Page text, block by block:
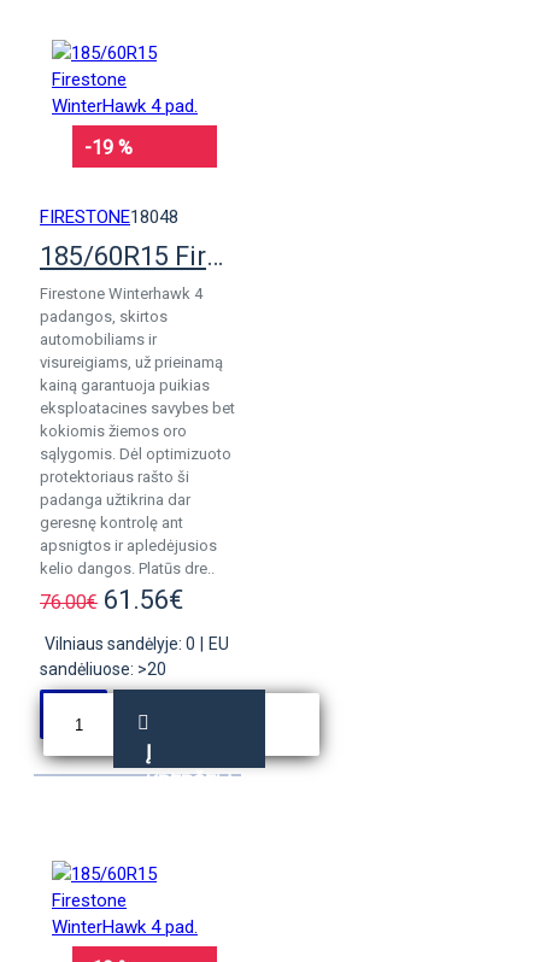
-19 %
FIRESTONE18048
185/60R15 Firestone WinterHawk 4 pad.
Firestone Winterhawk 4
padangos, skirtos
automobiliams ir
visureigiams, už prieinamą
kainą garantuoja puikias
eksploatacines savybes bet
kokiomis žiemos oro
sąlygomis. Dėl optimizuoto
protektoriaus rašto ši
padanga užtikrina dar
geresnę kontrolę ant
apsnigtos ir apledėjusios
kelio dangos. Platūs dre..
76.00€ 61.56€
Vilniaus sandėlyje: 0
EU
sandėliuose: >20
Į
KREPŠELĮ